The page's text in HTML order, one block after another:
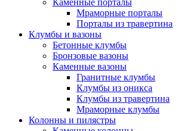
Каменные порталы
Мраморные порталы
Порталы из травертина
Клумбы и вазоны
Бетонные клумбы
Бронзовые вазоны
Каменные вазоны
Гранитные клумбы
Клумбы из оникса
Клумбы из травертина
Мраморные клумбы
Колонны и пилястры